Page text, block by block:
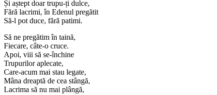
Și aștept doar trupu-ți dulce,
Fără lacrimi, în Edenul pregătit
Să-l pot duce, fără patimi.
Să ne pregătim în taină,
Fiecare, câte-o cruce.
Apoi, viii să se-închine
Trupurilor aplecate,
Care-acum mai stau legate,
Mâna dreaptă de cea stângă,
Lacrima să nu mai plângă,